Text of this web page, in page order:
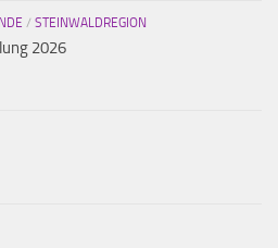
/ STEINWALDREGION
2026